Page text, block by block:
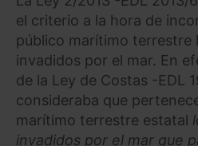
el criterio a la hora de
público marítimo terrestre
invadidos por el mar. En
de la Ley de Costas -EDL
consideraba que
marítimo terrestre estatal
invadidos por el mar que